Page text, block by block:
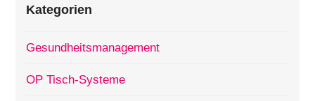
Kategorien
Gesundheitsmanagement
OP Tisch-Systeme